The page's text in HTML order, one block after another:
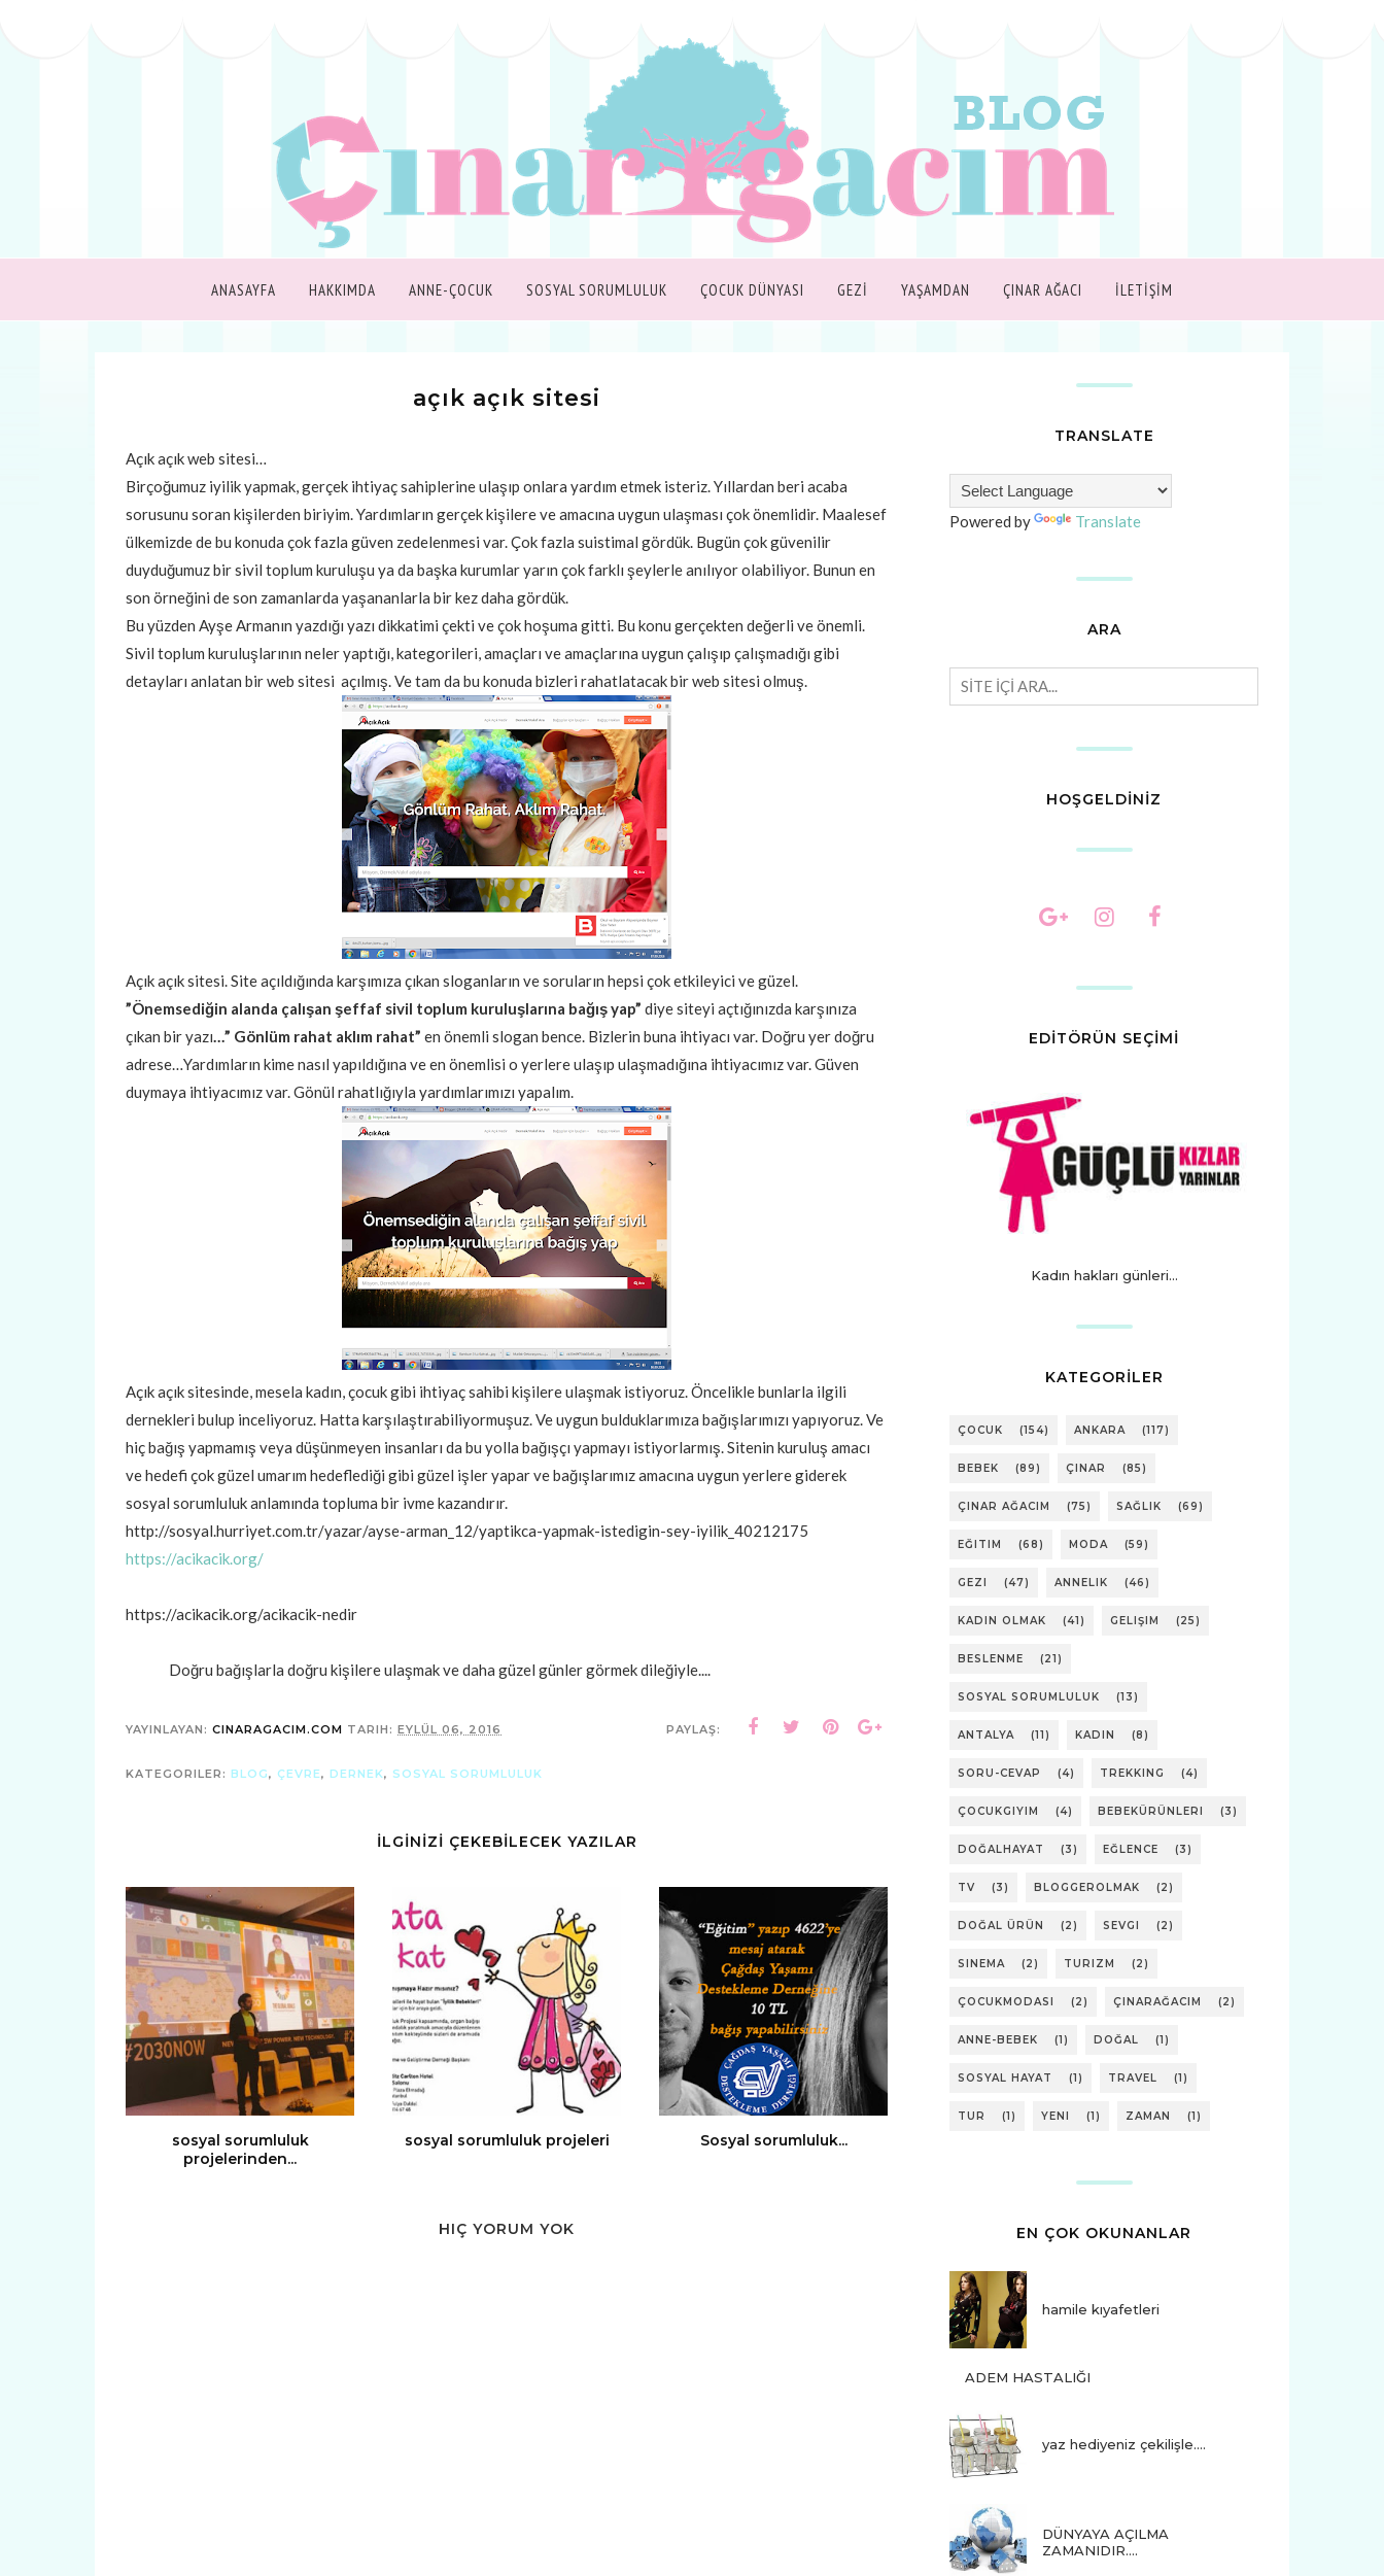
ANASAYFA HAKKIMDA ANNE-ÇOCUK SOSYAL SORUMLULUK ÇOCUK DÜNYASI GEZİ YAŞAMDAN ÇINAR AĞACI İLETİŞİM
açık açık sitesi
Açık açık web sitesi…
Birçoğumuz iyilik yapmak, gerçek ihtiyaç sahiplerine ulaşıp onlara yardım etmek isteriz. Yıllardan beri acaba
sorusunu soran kişilerden biriyim. Yardımların gerçek kişilere ve amacına uygun ulaşması çok önemlidir. Maalesef
ülkemizde de bu konuda çok fazla güven zedelenmesi var. Çok fazla suistimal gördük. Bugün çok güvenilir
duyduğumuz bir sivil toplum kuruluşu ya da başka kurumlar yarın çok farklı şeylerle anılıyor olabiliyor. Bunun en
son örneğini de son zamanlarda yaşananlarla bir kez daha gördük.
Bu yüzden Ayşe Armanın yazdığı yazı dikkatimi çekti ve çok hoşuma gitti. Bu konu gerçekten değerli ve önemli.
Sivil toplum kuruluşlarının neler yaptığı, kategorileri, amaçları ve amaçlarına uygun çalışıp çalışmadığı gibi
detayları anlatan bir web sitesi açılmış. Ve tam da bu konuda bizleri rahatlatacak bir web sitesi olmuş.
Açık açık sitesi. Site açıldığında karşımıza çıkan sloganların ve soruların hepsi çok etkileyici ve güzel.
”Önemsediğin alanda çalışan şeffaf sivil toplum kuruluşlarına bağış yap” diye siteyi açtığınızda karşınıza
çıkan bir yazı…” Gönlüm rahat aklım rahat” en önemli slogan bence. Bizlerin buna ihtiyacı var. Doğru yer doğru
adrese…Yardımların kime nasıl yapıldığına ve en önemlisi o yerlere ulaşıp ulaşmadığına ihtiyacımız var. Güven
duymaya ihtiyacımız var. Gönül rahatlığıyla yardımlarımızı yapalım.
Açık açık sitesinde, mesela kadın, çocuk gibi ihtiyaç sahibi kişilere ulaşmak istiyoruz. Öncelikle bunlarla ilgili
dernekleri bulup inceliyoruz. Hatta karşılaştırabiliyormuşuz. Ve uygun bulduklarımıza bağışlarımızı yapıyoruz. Ve
hiç bağış yapmamış veya düşünmeyen insanları da bu yolla bağışçı yapmayı istiyorlarmış. Sitenin kuruluş amacı
ve hedefi çok güzel umarım hedeflediği gibi güzel işler yapar ve bağışlarımız amacına uygun yerlere giderek
sosyal sorumluluk anlamında topluma bir ivme kazandırır.
http://sosyal.hurriyet.com.tr/yazar/ayse-arman_12/yaptikca-yapmak-istedigin-sey-iyilik_40212175
https://acikacik.org/
https://acikacik.org/acikacik-nedir
Doğru bağışlarla doğru kişilere ulaşmak ve daha güzel günler görmek dileğiyle....
YAYINLAYAN: CINARAGACIM.COM TARIH: EYLÜL 06, 2016 PAYLAŞ:
KATEGORILER: BLOG, ÇEVRE, DERNEK, SOSYAL SORUMLULUK
İLGİNİZİ ÇEKEBİLECEK YAZILAR
sosyal sorumluluk
projelerinden...
sosyal sorumluluk projeleri Sosyal sorumluluk...
HIÇ YORUM YOK
TRANSLATE
Powered by Translate
ARA
HOŞGELDİNİZ
EDİTÖRÜN SEÇİMİ
Kadın hakları günleri...
KATEGORİLER
ÇOCUK (154) ANKARA (117)
BEBEK (89) ÇINAR (85)
ÇINAR AĞACIM (75) SAĞLIK (69)
EĞITIM (68) MODA (59)
GEZI (47) ANNELIK (46)
KADIN OLMAK (41) GELIŞIM (25)
BESLENME (21)
SOSYAL SORUMLULUK (13)
ANTALYA (11) KADIN (8)
SORU-CEVAP (4) TREKKING (4)
ÇOCUKGIYIM (4) BEBEKÜRÜNLERI (3)
DOĞALHAYAT (3) EĞLENCE (3)
TV (3) BLOGGEROLMAK (2)
DOĞAL ÜRÜN (2) SEVGI (2)
SINEMA (2) TURIZM (2)
ÇOCUKMODASI (2) ÇINARAĞACIM (2)
ANNE-BEBEK (1) DOĞAL (1)
SOSYAL HAYAT (1) TRAVEL (1)
TUR (1) YENI (1) ZAMAN (1)
EN ÇOK OKUNANLAR
hamile kıyafetleri
ADEM HASTALIĞI
yaz hediyeniz çekilişle....
DÜNYAYA AÇILMA
ZAMANIDIR….